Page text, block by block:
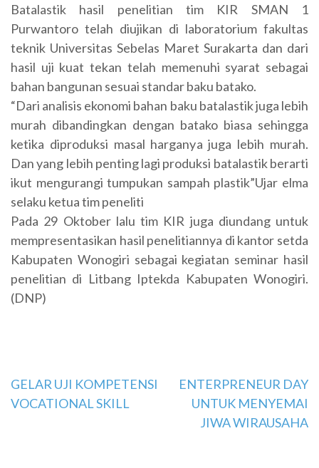
Batalastik hasil penelitian tim KIR SMAN 1
Purwantoro telah diujikan di laboratorium fakultas
teknik Universitas Sebelas Maret Surakarta dan dari
hasil uji kuat tekan telah memenuhi syarat sebagai
bahan bangunan sesuai standar baku batako.
“Dari analisis ekonomi bahan baku batalastik juga lebih
murah dibandingkan dengan batako biasa sehingga
ketika diproduksi masal harganya juga lebih murah.
Dan yang lebih penting lagi produksi batalastik berarti
ikut mengurangi tumpukan sampah plastik”Ujar elma
selaku ketua tim peneliti
Pada 29 Oktober lalu tim KIR juga diundang untuk
mempresentasikan hasil penelitiannya di kantor setda
Kabupaten Wonogiri sebagai kegiatan seminar hasil
penelitian di Litbang Iptekda Kabupaten Wonogiri.
(DNP)
Navigasi
pos
GELAR UJI KOMPETENSI
VOCATIONAL SKILL
ENTERPRENEUR DAY
UNTUK MENYEMAI
JIWA WIRAUSAHA